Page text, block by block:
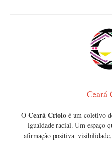
Ceará
O Ceará Crioloé um coletivo
igualdade racial. Um espaço
afirmação positiva,